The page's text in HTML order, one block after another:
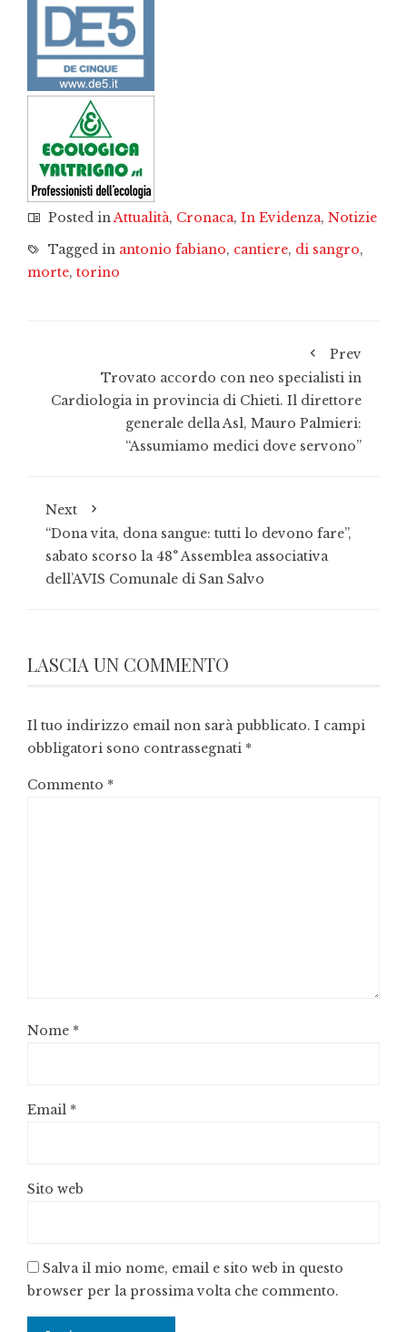
Posted inAttualità, Cronaca, In Evidenza, Notizie
Tagged in antonio fabiano, cantiere, di sangro,
morte, torino
Prev
Trovato accordo con neo specialisti in
Cardiologia in provincia di Chieti. Il direttore
generale della Asl, Mauro Palmieri:
“Assumiamo medici dove servono”
Next
“Dona vita, dona sangue: tutti lo devono fare”,
sabato scorso la 48° Assemblea associativa
dell’AVIS Comunale di San Salvo
LASCIA UN COMMENTO
Il tuo indirizzo email non sarà pubblicato. I campi
obbligatori sono contrassegnati *
Commento *
Nome *
Email *
Sito web
Salva il mio nome, email e sito web in questo
browser per la prossima volta che commento.